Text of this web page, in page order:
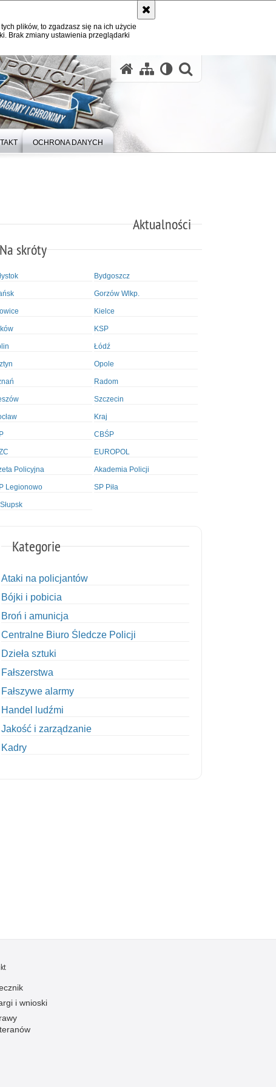
plików, to zgadzasz się na ich użycie
Brak zmiany ustawienia przeglądarki
OCHRONA DANYCH
Aktualności
Na skróty
Bydgoszcz
Gorzów Wlkp.
Kielce
KSP
Łódź
Opole
Radom
Szczecin
Kraj
CBŚP
EUROPOL
Policyjna Akademia Policji
Legionowo SP Piła
Kategorie
Ataki na policjantów
Bójki i pobicia
Broń i amunicja
Centralne Biuro Śledcze Policji
Dzieła sztuki
Fałszerstwa
Fałszywe alarmy
Handel ludźmi
Jakość i zarządzanie
Kadry
Nielegalny handel farmaceutykami
Nietrzeźwi kierujący
Nietrzeźwi opiekunowie
Nietrzeźwi pracownicy
i wnioski